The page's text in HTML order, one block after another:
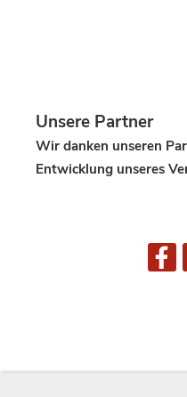
Unsere Partner
Wir danken unseren
Entwicklung unseres